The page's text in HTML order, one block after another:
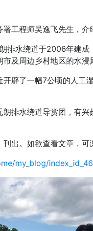
工程师吴逸飞先生，介
排水绕道于2006年建
及周边乡村地区的水浸
辟了一幅7公顷的人工
排水绕道导赏团，有兴
出。如欲查看文章，可
my_blog/